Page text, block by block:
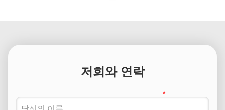
저희와 연락